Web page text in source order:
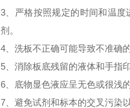
3、严格按照规定的时间和温
剂。
4、洗板不正确可能导致不准确
5、消除板底残留的液体和手指
6、底物显色液应呈无色或很浅的
7、避免试剂和标本的交叉污染